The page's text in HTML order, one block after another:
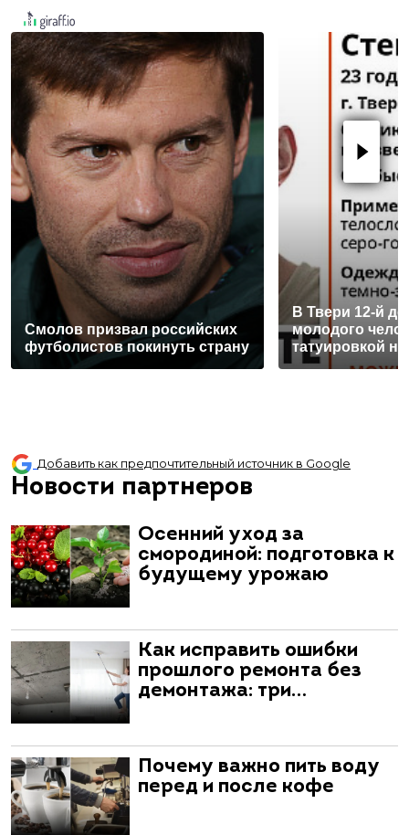
Смолов призвал российских
футболистов покинуть страну
В Твери 12-й
молодого
татуировкой на
Добавить как предпочтительный источник в Google
Новости партнеров
Осенний уход за
смородиной: подготовка к
будущему урожаю
Как исправить ошибки
прошлого ремонта без
демонтажа: три…
Почему важно пить воду
перед и после кофе